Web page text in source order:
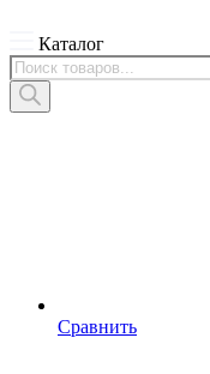
Каталог
Поиск
товаров
Сравнить